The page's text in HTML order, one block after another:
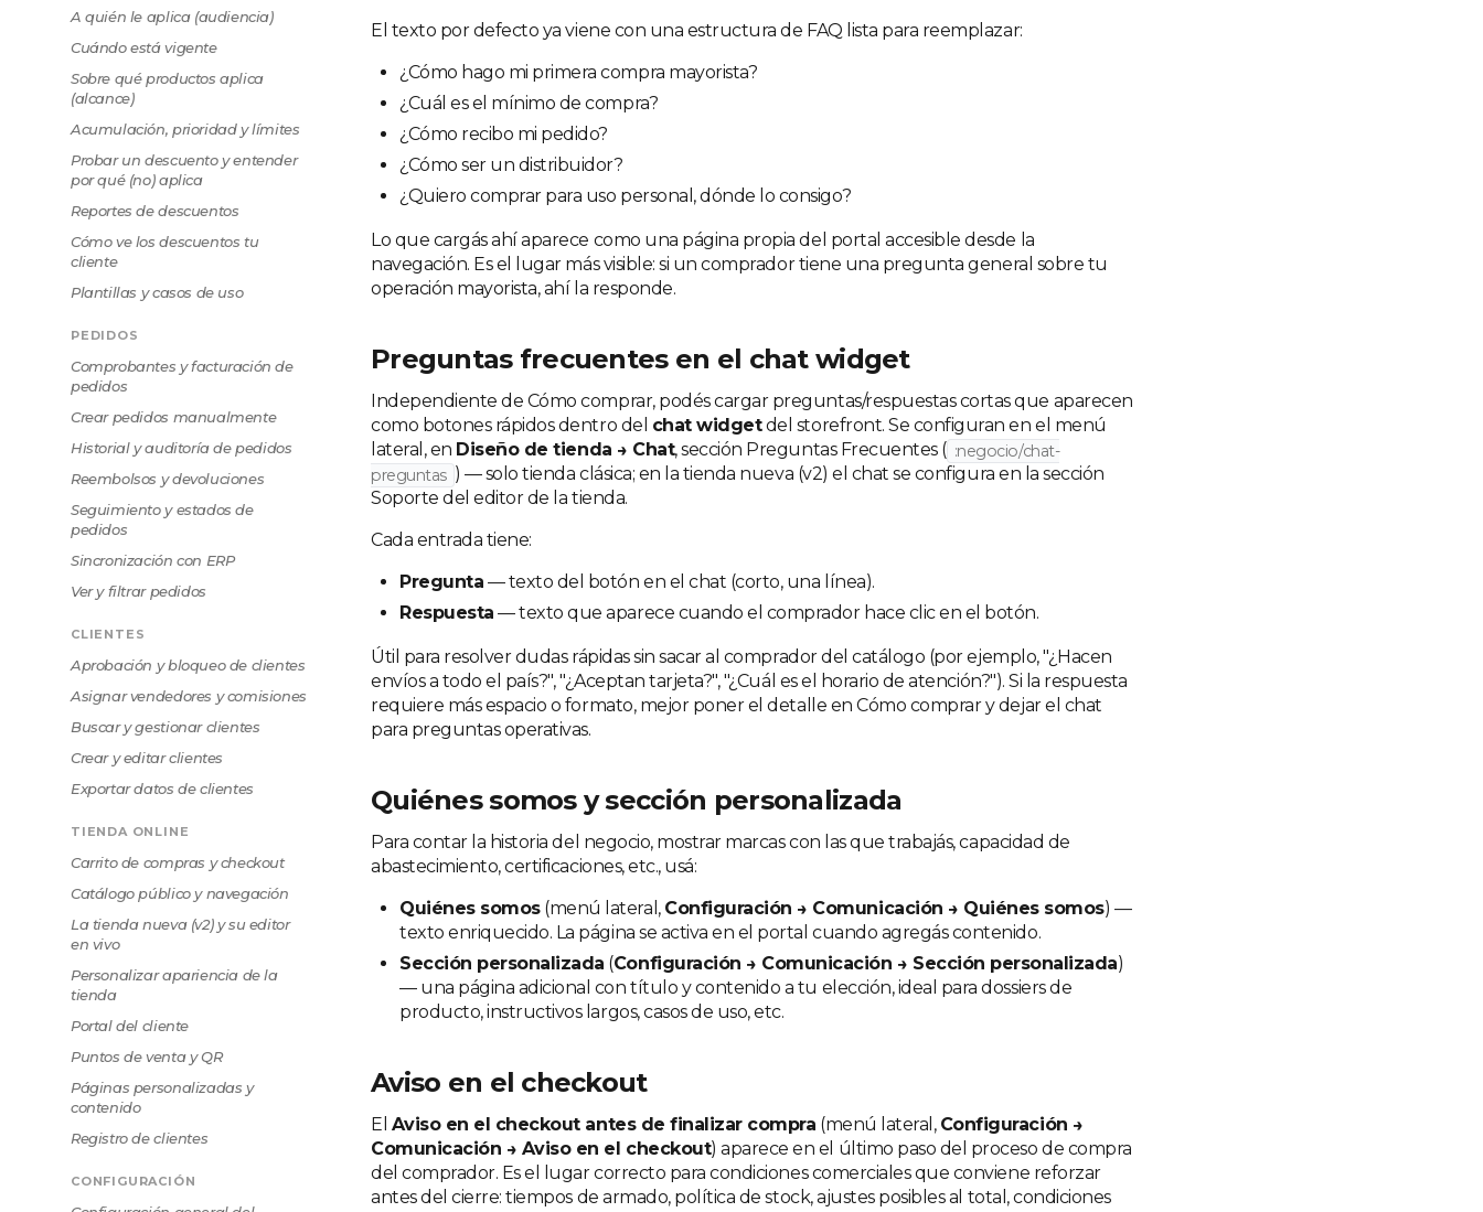
A quién le aplica (audiencia)
Cuándo está vigente
Sobre qué productos aplica
(alcance)
Acumulación, prioridad y límites
Probar un descuento y entender
por qué (no) aplica
Reportes de descuentos
Cómo ve los descuentos tu
cliente
Plantillas y casos de uso
PEDIDOS
Comprobantes y facturación de
pedidos
Crear pedidos manualmente
Historial y auditoría de pedidos
Reembolsos y devoluciones
Seguimiento y estados de
pedidos
Sincronización con ERP
Ver y filtrar pedidos
CLIENTES
Aprobación y bloqueo de clientes
Asignar vendedores y comisiones
Buscar y gestionar clientes
Crear y editar clientes
Exportar datos de clientes
TIENDA ONLINE
Carrito de compras y checkout
Catálogo público y navegación
La tienda nueva (v2) y su editor
en vivo
Personalizar apariencia de la
tienda
Portal del cliente
Puntos de venta y QR
Páginas personalizadas y
contenido
Registro de clientes
CONFIGURACIÓN
El texto por defecto ya viene con una estructura de FAQ lista para reemplazar:
¿Cómo hago mi primera compra mayorista?
¿Cuál es el mínimo de compra?
¿Cómo recibo mi pedido?
¿Cómo ser un distribuidor?
¿Quiero comprar para uso personal, dónde lo consigo?
Lo que cargás ahí aparece como una página propia del portal accesible desde la
navegación. Es el lugar más visible: si un comprador tiene una pregunta general sobre tu
operación mayorista, ahí la responde.
Preguntas frecuentes en el chat widget
Independiente de Cómo comprar, podés cargar preguntas/respuestas cortas que aparecen
como botones rápidos dentro del chat widgetdel storefront. Se configuran en el menú
lateral, en Diseño de tienda → Chat, sección Preguntas Frecuentes ( :negocio/chat-
preguntas ) — solo tienda clásica; en la tienda nueva (v2) el chat se configura en la sección
Soporte del editor de la tienda.
Cada entrada tiene:
Pregunta — texto del botón en el chat (corto, una línea).
Respuesta — texto que aparece cuando el comprador hace clic en el botón.
Útil para resolver dudas rápidas sin sacar al comprador del catálogo (por ejemplo, "¿Hacen
envíos a todo el país?", "¿Aceptan tarjeta?", "¿Cuál es el horario de atención?"). Si la respuesta
requiere más espacio o formato, mejor poner el detalle en Cómo comprar y dejar el chat
para preguntas operativas.
Quiénes somos y sección personalizada
Para contar la historia del negocio, mostrar marcas con las que trabajás, capacidad de
abastecimiento, certificaciones, etc., usá:
Quiénes somos(menú lateral, Configuración → Comunicación → Quiénes somos) —
texto enriquecido. La página se activa en el portal cuando agregás contenido.
Sección personalizada (Configuración → Comunicación → Sección personalizada)
— una página adicional con título y contenido a tu elección, ideal para dossiers de
producto, instructivos largos, casos de uso, etc.
Aviso en el checkout
El Aviso en el checkout antes de finalizar compra (menú lateral, Configuración →
Comunicación → Aviso en el checkout) aparece en el último paso del proceso de compra
del comprador. Es el lugar correcto para condiciones comerciales que conviene reforzar
antes del cierre: tiempos de armado, política de stock, ajustes posibles al total, condiciones